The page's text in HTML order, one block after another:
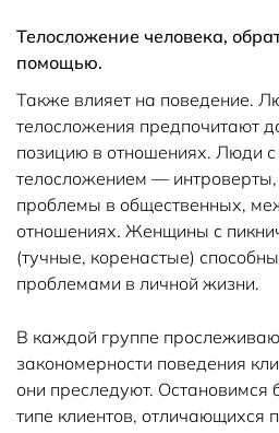
Телосложение человека,
помощью.
Также влияет на поведение.
телосложения предпочитают
позицию в отношениях. Люди с
телосложением —
проблемы в общественных,
отношениях. Женщины с
(тучные, коренастые)
проблемами в личной жизни.
В каждой группе
закономерности поведения
они преследуют. Остановимся
типе клиентов, отличающихся